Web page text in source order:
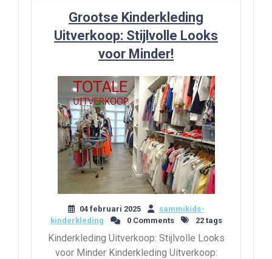
Grootse Kinderkleding
Uitverkoop: Stijlvolle Looks
voor Minder!
04 februari 2025
sammikids-
kinderkleding
0 Comments 22 tags
Kinderkleding Uitverkoop: Stijlvolle Looks
voor Minder Kinderkleding Uitverkoop: